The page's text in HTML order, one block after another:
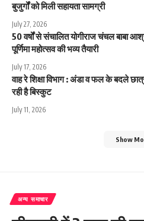
बुजुर्गों को मिली सहायता सामग्री
July 27, 2026
50 वर्षों से संचालित योगीराज चंचल बाबा
पूर्णिमा महोत्सव की भव्य तैयारी
July 17, 2026
वाह रे शिक्षा विभाग : अंडा व फल के बदले
रही है बिस्कुट
July 11, 2026
Show
अन्य समाचार